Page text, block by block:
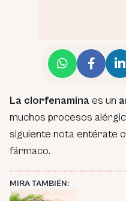
La clorfenamina es un
muchos procesos
siguiente nota entérate
fármaco.
MIRA TAMBIÉN: